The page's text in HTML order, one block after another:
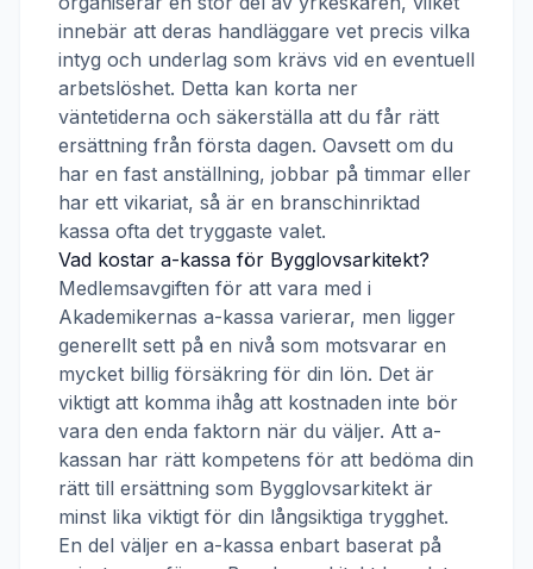
innebär att deras handläggare vet precis vilka
intyg och underlag som krävs vid en eventuell
arbetslöshet. Detta kan korta ner
väntetiderna och säkerställa att du får rätt
ersättning från första dagen. Oavsett om du
har en fast anställning, jobbar på timmar eller
har ett vikariat, så är en branschinriktad
kassa ofta det tryggaste valet.
Vad kostar a-kassa för Bygglovsarkitekt?
Medlemsavgiften för att vara med i
Akademikernas a-kassa varierar, men ligger
generellt sett på en nivå som motsvarar en
mycket billig försäkring för din lön. Det är
viktigt att komma ihåg att kostnaden inte bör
vara den enda faktorn när du väljer. Att a-
kassan har rätt kompetens för att bedöma din
rätt till ersättning som Bygglovsarkitekt är
minst lika viktigt för din långsiktiga trygghet.
En del väljer en a-kassa enbart baserat på